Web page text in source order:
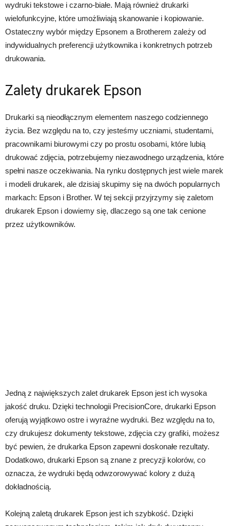
wydruki tekstowe i czarno-białe. Mają również drukarki
wielofunkcyjne, które umożliwiają skanowanie i kopiowanie.
Ostateczny wybór między Epsonem a Brotherem zależy od
indywidualnych preferencji użytkownika i konkretnych potrzeb
drukowania.
Zalety drukarek Epson
Drukarki są nieodłącznym elementem naszego codziennego
życia. Bez względu na to, czy jesteśmy uczniami, studentami,
pracownikami biurowymi czy po prostu osobami, które lubią
drukować zdjęcia, potrzebujemy niezawodnego urządzenia, które
spełni nasze oczekiwania. Na rynku dostępnych jest wiele marek
i modeli drukarek, ale dzisiaj skupimy się na dwóch popularnych
markach: Epson i Brother. W tej sekcji przyjrzymy się zaletom
drukarek Epson i dowiemy się, dlaczego są one tak cenione
przez użytkowników.
Jedną z największych zalet drukarek Epson jest ich wysoka
jakość druku. Dzięki technologii PrecisionCore, drukarki Epson
oferują wyjątkowo ostre i wyraźne wydruki. Bez względu na to,
czy drukujesz dokumenty tekstowe, zdjęcia czy grafiki, możesz
być pewien, że drukarka Epson zapewni doskonałe rezultaty.
Dodatkowo, drukarki Epson są znane z precyzji kolorów, co
oznacza, że wydruki będą odwzorowywać kolory z dużą
dokładnością.
Kolejną zaletą drukarek Epson jest ich szybkość. Dzięki